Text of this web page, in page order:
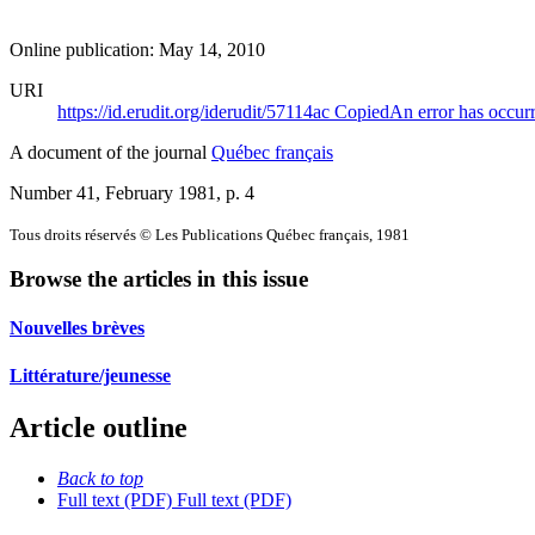
Online publication: May 14, 2010
URI
https://id.erudit.org/iderudit/57114ac CopiedAn error has
A document of the journal Québec français
Number 41, February 1981 , p. 4
Tous droits réservés © Les Publications Québec français, 1981
Browse the articles in this issue
Nouvelles brèves
Littérature/jeunesse
Article outline
Back to top
Full text (PDF) Full text (PDF)